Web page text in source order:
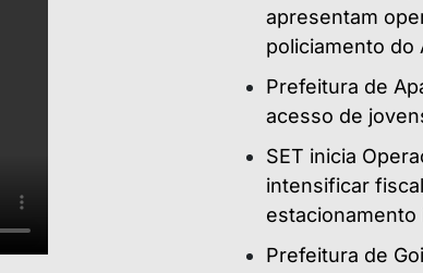
apresentam
policiamento do
Prefeitura de
acesso de
SET inicia
intensificar
estacionamento
Prefeitura de